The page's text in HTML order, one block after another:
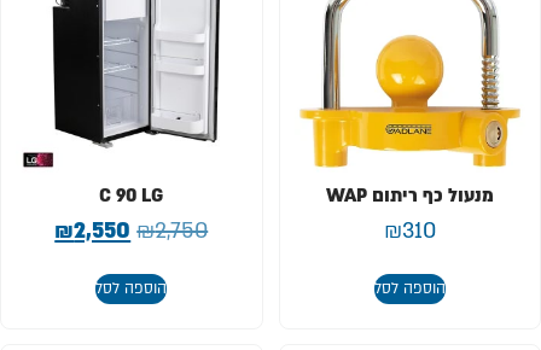
מנעול כף ריתום WAP
₪310
הוספה לסל
C 90 LG
₪2,750
₪2,550
הוספה לסל